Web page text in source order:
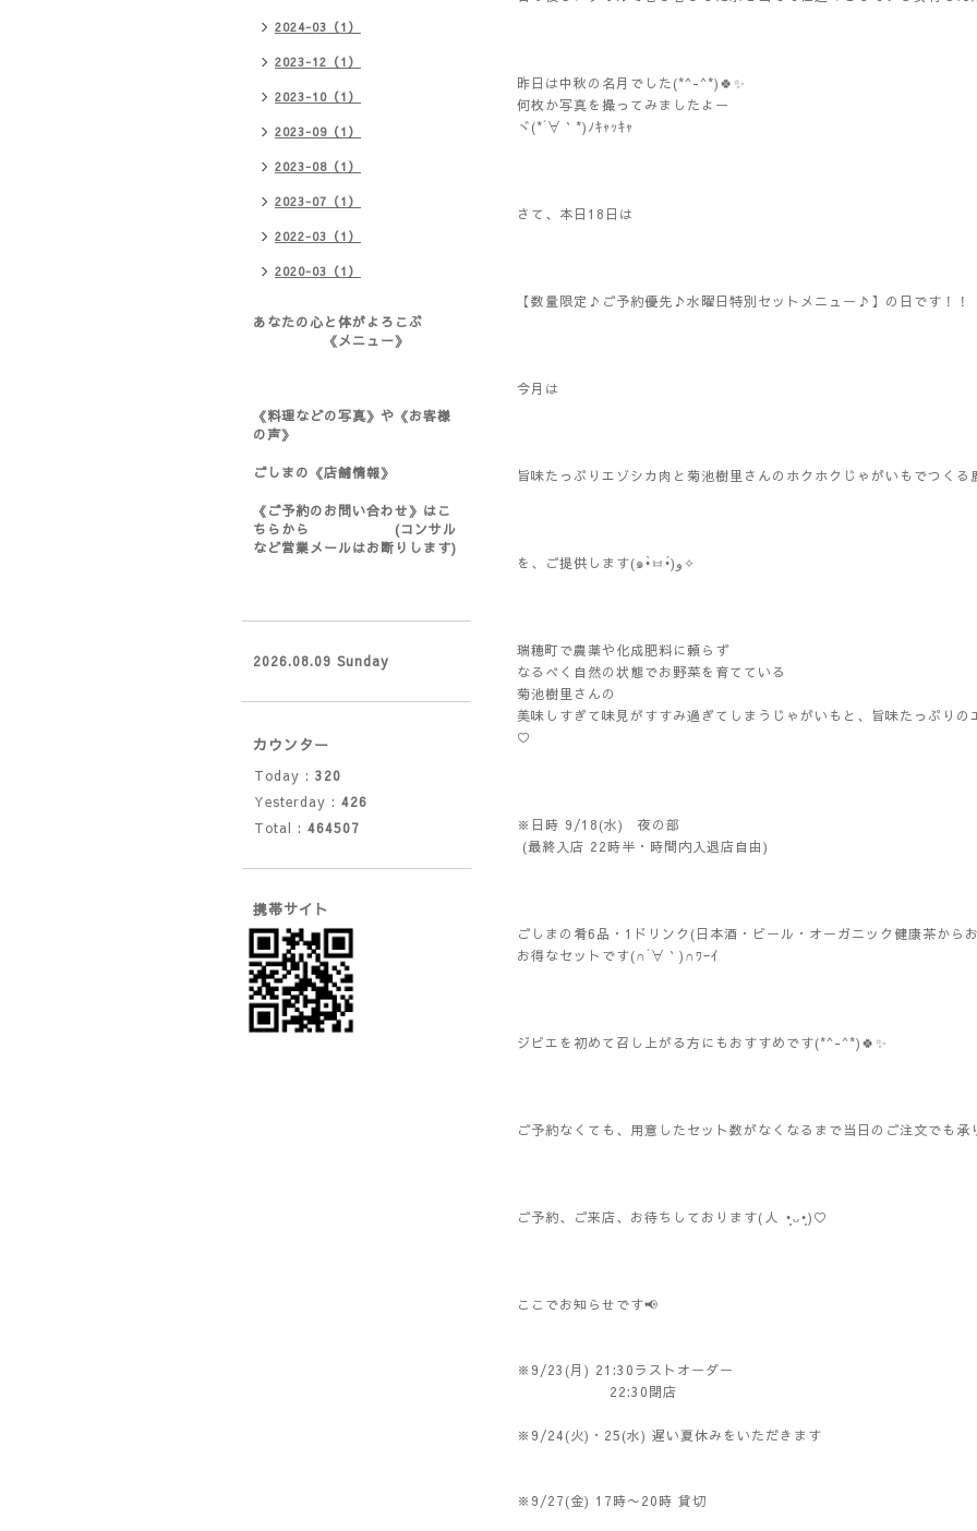
昨日は中秋の名月でした(*^-^*)🍀✨️
何枚か写真を撮ってみましたよー
ヾ(*´∀｀*)ﾉｷｬｯｷｬ
さて、本日18日は
【数量限定♪ご予約優先♪水曜日特別セットメニュー♪】の日です！！
今月は
旨味たっぷりエゾシカ肉と菊池樹里さんのホクホクじゃがいもでつく
を、ご提供します(๑•̀ㅂ•́)و✧
瑞穂町で農薬や化成肥料に頼らず
なるべく自然の状態でお野菜を育てている
菊池樹里さんの
美味しすぎて味見がすすみ過ぎてしまうじゃがいもと、旨味たっぷり
♡
※日時 9/18(水) 夜の部
(最終入店 22時半・時間内入退店自由)
ごしまの肴6品・1ドリンク(日本酒・ビール・オーガニック健康茶から
お得なセットです(∩´∀｀)∩ﾜｰｲ
ジビエを初めて召し上がる方にもおすすめです(*^-^*)🍀✨️
ご予約なくても、用意したセット数がなくなるまで当日のご注文でも
ご予約、ご来店、お待ちしております(⁠人⁠ ⁠•͈⁠ᴗ⁠•͈⁠)♡
ここでお知らせです📢
※9/23(月) 21:30ラストオーダー
22:30閉店
※9/24(火)・25(水) 遅い夏休みをいただきます
※9/27(金) 17時〜20時 貸切
2024-03（1）
2023-12（1）
2023-10（1）
2023-09（1）
2023-08（1）
2023-07（1）
2022-03（1）
2020-03（1）
あなたの心と体がよろこぶ
《メニュー》
《料理などの写真》や《お客様
の声》
ごしまの《店舗情報》
《ご予約のお問い合わせ》はこ
ちらから (コンサル
など営業メールはお断りします)
2026.08.09 Sunday
カウンター
Today : 320
Yesterday : 426
Total : 464507
携帯サイト